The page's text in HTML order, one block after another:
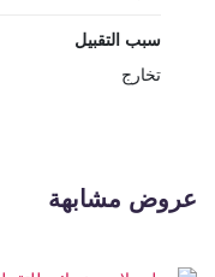
سبب التقبيل
تخارج
عروض مشابهة